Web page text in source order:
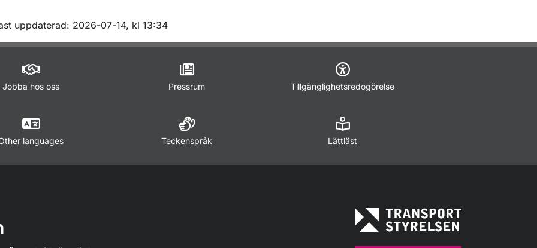
sidan
uppdaterad: 2026-07-14, kl 13:34
Jobba hos oss Pressrum Tillgänglighetsredogörelse
languages Teckenspråk Lättläst